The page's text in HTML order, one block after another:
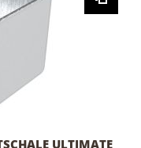
ULTIMATE